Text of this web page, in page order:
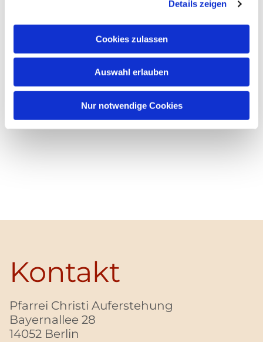
Details zeigen
Cookies zulassen
Auswahl erlauben
Nur notwendige Cookies
Kontakt
Pfarrei Christi Auferstehung
Bayernallee 28
14052 Berlin